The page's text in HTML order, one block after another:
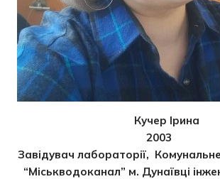
Кучер Ірина
2003
Завідувач лабораторії,
“Міськводоканал” м. Дунаївці